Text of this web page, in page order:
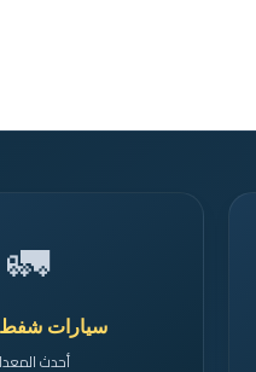
🚛
سيارات شفط
أحدث